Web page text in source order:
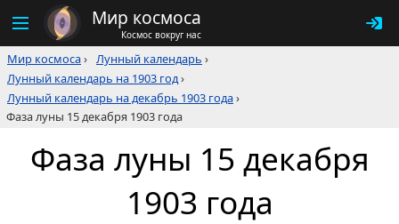
Мир космоса
Космос вокруг нас
Мир космоса› Лунный календарь ›
Лунный календарь на 1903 год›
Лунный календарь на декабрь 1903 года›
Фаза луны 15 декабря 1903 года
Фаза луны 15 декабря
1903 года